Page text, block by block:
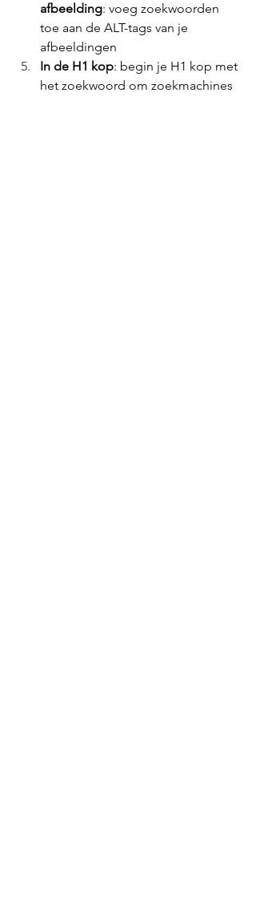
afbeelding: voeg zoekwoorden
toe aan de ALT-tags van je
afbeeldingen
In de H1 kop: begin je H1 kop met
het zoekwoord om zoekmachines